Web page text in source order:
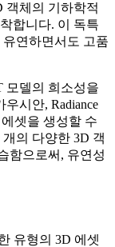
객체의 기하학적
합니다. 이 독특
연하면서도 고품
모델의 희소성을
시안, Radiance
셋을 생성할 수
의 다양한 3D 객
함으로써, 유연성
유형의 3D 에셋